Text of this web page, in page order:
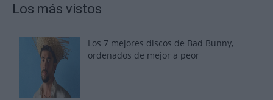
Los más vistos
Los 7 mejores discos de Bad Bunny,
ordenados de mejor a peor